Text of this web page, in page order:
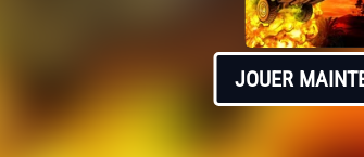
JOUER